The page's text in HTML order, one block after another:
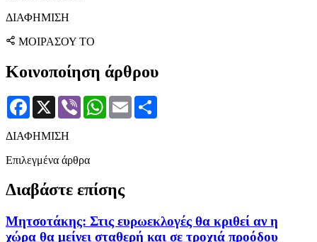
ΔΙΑΦΗΜΙΣΗ
ΜΟΙΡΑΣΟΥ ΤΟ
Κοινοποίηση άρθρου
Facebook
X Viber WhatsApp
Email
ΔΙΑΦΗΜΙΣΗ
Επιλεγμένα άρθρα
Διαβάστε επίσης
Μητσοτάκης: Στις ευρωεκλογές θα κριθεί αν η
χώρα θα μείνει σταθερή και σε τροχιά προόδου